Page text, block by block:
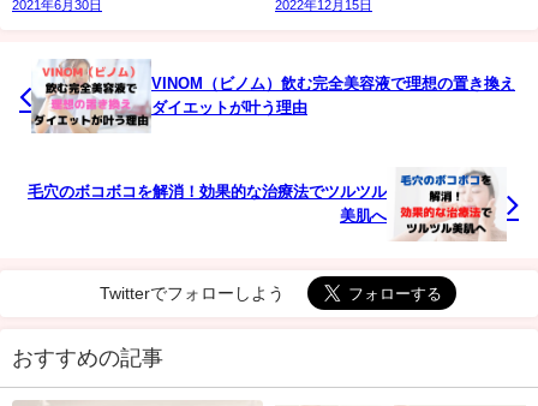
2021年6月30日 2022年12月15日
VINOM（ビノム）飲む完全美容液で理想の置き換え
ダイエットが叶う理由
毛穴のボコボコを解消！効果的な治療法でツルツル
美肌へ
Twitterでフォローしよう
おすすめの記事